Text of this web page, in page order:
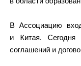
В Ассоциацию
и Китая.
соглашений и